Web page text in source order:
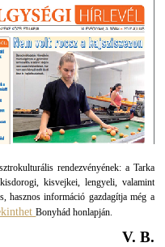
rendezvényének: a Tarka
kisvejkei, lengyeli, valamint
hasznos információ gazdagítja még a
Bonyhád honlapján.
V. B.